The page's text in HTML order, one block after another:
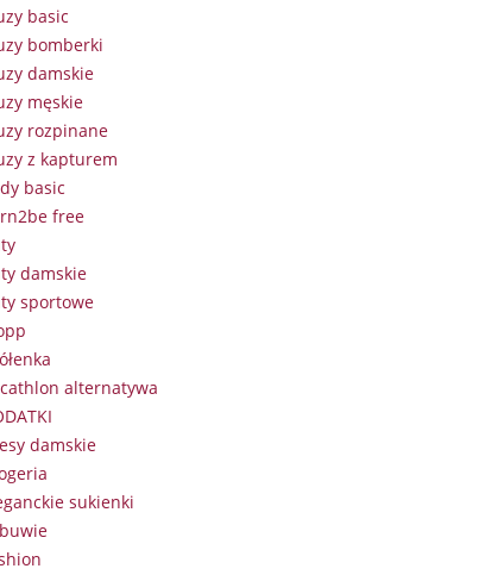
basic
bomberki
damskie
męskie
rozpinane
z kapturem
basic
free
damskie
sportowe
alternatywa
damskie
sukienki